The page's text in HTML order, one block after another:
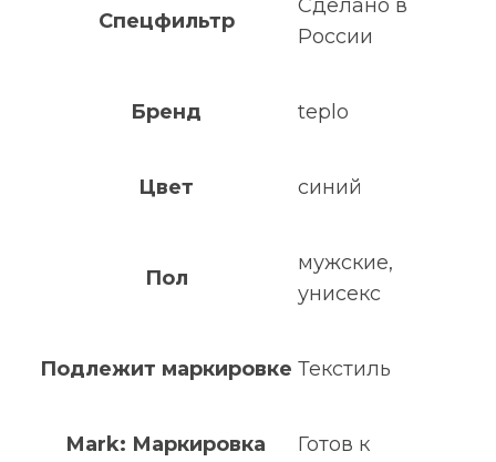
Спецфильтр
Сделано в
России
Бренд teplo
Цвет синий
Пол
мужские,
унисекс
Подлежит маркировке Текстиль
Mark: Маркировка
Готов к